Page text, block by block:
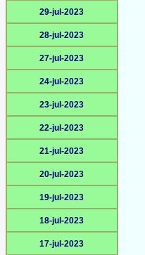
29-jul-2023
28-jul-2023
27-jul-2023
24-jul-2023
23-jul-2023
22-jul-2023
21-jul-2023
20-jul-2023
19-jul-2023
18-jul-2023
17-jul-2023